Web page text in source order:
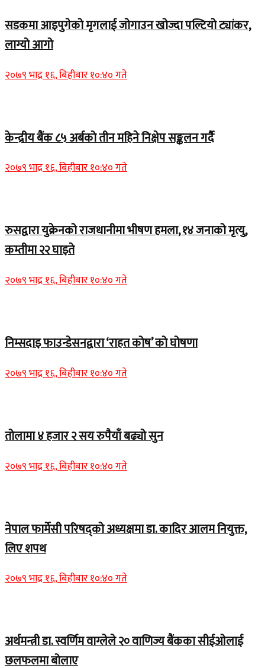
सडकमा आइपुगेको मृगलाई जोगाउन खोज्दा पल्टियो ट्यांकर,
लाग्यो आगो
२०७९ भाद्र १६, बिहीबार १०:४० गते
केन्द्रीय बैंक ८५ अर्बको तीन महिने निक्षेप सङ्कलन गर्दै
२०७९ भाद्र १६, बिहीबार १०:४० गते
रुसद्वारा युक्रेनको राजधानीमा भीषण हमला, १४ जनाको मृत्यु,
कम्तीमा २२ घाइते
२०७९ भाद्र १६, बिहीबार १०:४० गते
निम्सदाइ फाउन्डेसनद्वारा ‘राहत कोष’ को घोषणा
२०७९ भाद्र १६, बिहीबार १०:४० गते
तोलामा ४ हजार २ सय रुपैयाँ बढ्यो सुन
२०७९ भाद्र १६, बिहीबार १०:४० गते
नेपाल फार्मेसी परिषद्को अध्यक्षमा डा. कादिर आलम नियुक्त,
लिए शपथ
२०७९ भाद्र १६, बिहीबार १०:४० गते
अर्थमन्त्री डा. स्वर्णिम वाग्लेले २० वाणिज्य बैंकका सीईओलाई
छलफलमा बोलाए